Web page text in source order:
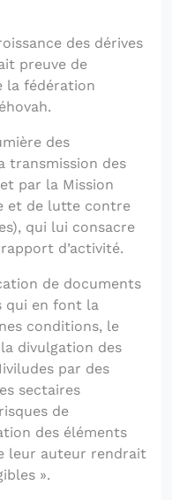
des dérives
preuve de
la fédération
des
transmission des
par la Mission
et de lutte contre
qui lui consacre
d’activité.
de documents
qui en font la
conditions, le
divulgation des
par des
sectaires
de
des éléments
leur auteur rendrait
».